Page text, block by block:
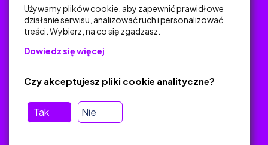
Na skróty
Polityka Prywatności
Regulamin
O platformie
Baza materiałów dydaktycznych
Jak zostać autorem
FAQ
Używamy plików cookie, aby zapewnić prawidłowe
działanie serwisu, analizować ruch i personalizować
treści. Wybierz, na co się zgadzasz.
Dowiedz się więcej
Tak Nie
Czy akceptujesz pliki cookie analityczne?